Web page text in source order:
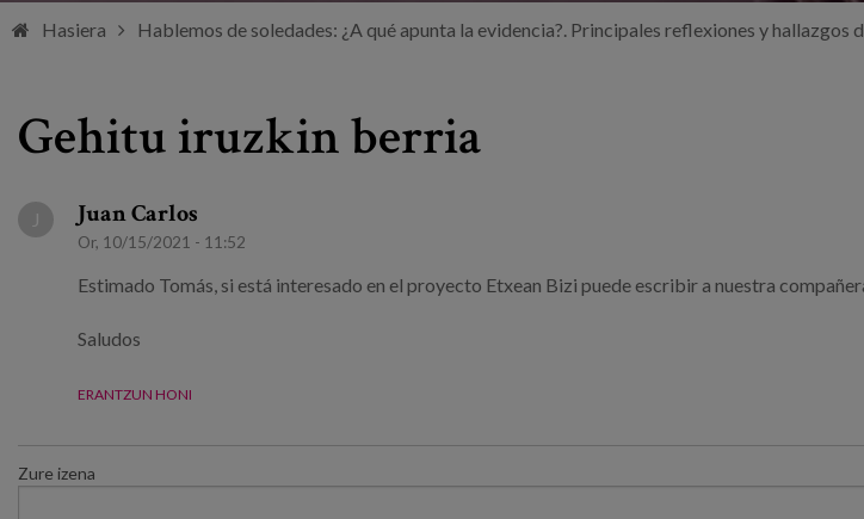
Hasiera Hablemos de soledades: ¿A qué apunta la evidencia?. Principales reflexiones y hallazgos
Gehitu iruzkin berria
J Juan Carlos
Or, 10/15/2021 - 11:52
Estimado Tomás, si está interesado en el proyecto Etxean Bizi puede escribir a nuestra
Saludos
ERANTZUN HONI
Zure izena